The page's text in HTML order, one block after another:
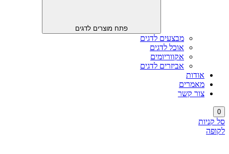
פתח מוצרים לדגים
מבצעים לדגים
אוכל לדגים
אקווריומים
אביזרים לדגים
אודות
מאמרים
צור קשר
0
סל קניות
לקופה